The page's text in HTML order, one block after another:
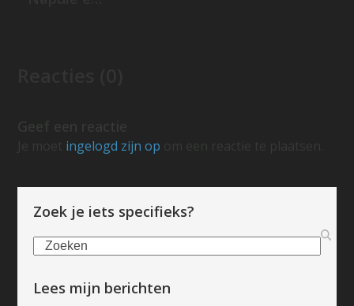
Geef een reactie
ingelogd zijn op
Zoek je iets specifieks?
Zoeken
Lees mijn berichten